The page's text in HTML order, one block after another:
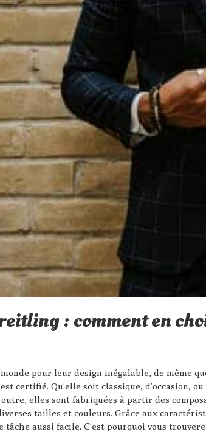
: comment en
pour leur design inégalable, de même
certifié. Qu’elle soit classique, d’occasion,
elles sont fabriquées à partir des
tailles et couleurs. Grâce aux
tâche aussi facile. C’est pourquoi vous